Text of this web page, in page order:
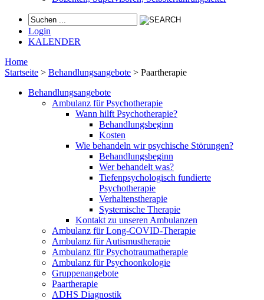
Login
KALENDER
Home
Startseite > Behandlungsangebote > Paartherapie
Behandlungsangebote
Ambulanz für Psychotherapie
Wann hilft Psychotherapie?
Behandlungsbeginn
Kosten
Wie behandeln wir psychische Störungen?
Behandlungsbeginn
Wer behandelt was?
Tiefenpsychologisch fundierte
Psychotherapie
Verhaltenstherapie
Systemische Therapie
Kontakt zu unseren Ambulanzen
Ambulanz für Long-COVID-Therapie
Ambulanz für Autismustherapie
Ambulanz für Psychotraumatherapie
Ambulanz für Psychoonkologie
Gruppenangebote
Paartherapie
ADHS Diagnostik